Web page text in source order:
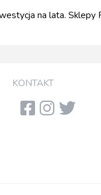
na lata. Sklepy
KONTAKT